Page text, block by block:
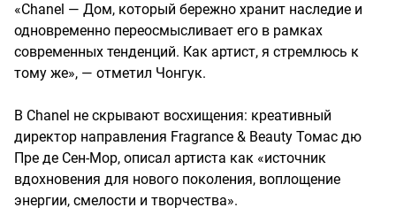
«Chanel — Дом, который бережно хранит наследие и
одновременно переосмысливает его в рамках
современных тенденций. Как артист, я стремлюсь к
тому же», — отметил Чонгук.
В Chanel не скрывают восхищения: креативный
директор направления Fragrance & Beauty Томас дю
Пре де Сен-Мор, описал артиста как «источник
вдохновения для нового поколения, воплощение
энергии, смелости и творчества».